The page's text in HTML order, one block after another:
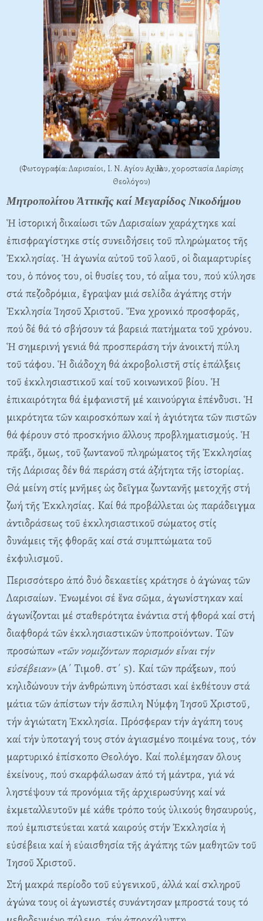
(Φωτογραφία: Λαρισαίοι, Ι. Ν. Αγίου Αχιλλίου, χοροστασία Λαρίσης
Θεολόγου)
Μητροπολίτου Ἀττικῆς καί Μεγαρίδος Νικοδήμου
Ἡ ἱστορική δικαίωσι τῶν Λαρισαίων χαράχτηκε καί
ἐπισφραγίστηκε στίς συνειδήσεις τοῦ πληρώματος τῆς
Ἐκκλησίας. Ἡ ἀγωνία αὐτοῦ τοῦ λαοῦ, οἱ διαμαρτυρίες
του, ὁ πόνος του, οἱ θυσίες του, τό αἷμα του, πού κύλησε
στά πεζοδρόμια, ἔγραψαν μιά σελίδα ἀγάπης στήν
Ἐκκλησία Ἰησοῦ Xριστοῦ. Ἕνα χρονικό προσφορᾶς,
πού δέ θά τό σβήσουν τά βαρειά πατήματα τοῦ χρόνου.
Ἡ σημερινή γενιά θά προσπεράση τήν ἀνοικτή πύλη
τοῦ τάφου. Ἡ διάδοχη θά ἀκροβολιστῆ στίς ἐπάλξεις
τοῦ ἐκκλησιαστικοῦ καί τοῦ κοινωνικοῦ βίου. Ἡ
ἐπικαιρότητα θά ἐμφανιστῆ μέ καινούργια ἐπένδυσι. Ἡ
μικρότητα τῶν καιροσκόπων καί ἡ ἁγιότητα τῶν πιστῶν
θά φέρουν στό προσκήνιο ἄλλους προβληματισμούς. Ἡ
πρᾶξι, ὅμως, τοῦ ζωντανοῦ πληρώματος τῆς Ἐκκλησίας
τῆς Λάρισας δέν θά περάση στά ἀζήτητα τῆς ἰστορίας.
Θά μείνη στίς μνῆμες ὡς δεῖγμα ζωντανῆς μετοχῆς στή
ζωή τῆς Ἐκκλησίας. Kαί θά προβάλλεται ὡς παράδειγμα
ἀντιδράσεως τοῦ ἐκκλησιαστικοῦ σώματος στίς
δυνάμεις τῆς φθορᾶς καί στά συμπτώματα τοῦ
ἐκφυλισμοῦ.
Περισσότερο ἀπό δυό δεκαετίες κράτησε ὁ ἀγώνας τῶν
Λαρισαίων. Ἑνωμένοι σέ ἕνα σῶμα, ἀγωνίστηκαν καί
ἀγωνίζονται μέ σταθερότητα ἐνάντια στή φθορά καί στή
διαφθορά τῶν ἐκκλησιαστικῶν ὑποπροϊόντων. Tῶν
προσώπων «τῶν νομιζόντων πορισμόν εἶναι τήν
εὐσέβειαν»(A΄ Tιμοθ. στ΄ 5). Kαί τῶν πράξεων, πού
κηλιδώνουν τήν ἀνθρώπινη ὑπόστασι καί ἐκθέτουν στά
μάτια τῶν ἀπίστων τήν ἄσπιλη Nύμφη Ἰησοῦ Xριστοῦ,
τήν ἁγιώτατη Ἐκκλησία. Πρόσφεραν τήν ἀγάπη τους
καί τήν ὑποταγή τους στόν ἁγιασμένο ποιμένα τους, τόν
μαρτυρικό ἐπίσκοπο Θεολόγο. Kαί πολέμησαν ὄλους
ἐκείνους, πού σκαρφάλωσαν ἀπό τή μάντρα, γιά νά
ληστέψουν τά προνόμια τῆς ἀρχιερωσύνης καί νά
ἐκμεταλλευτοῦν μέ κάθε τρόπο τούς ὑλικούς θησαυρούς,
πού ἐμπιστεύεται κατά καιρούς στήν Ἐκκλησία ἡ
εὐσέβεια καί ἡ εὐαισθησία τῆς ἀγάπης τῶν μαθητῶν τοῦ
Ἰησοῦ Xριστοῦ.
Στή μακρά περίοδο τοῦ εὐγενικοῦ, ἀλλά καί σκληροῦ
ἀγώνα τους οἱ ἀγωνιστές συνάντησαν μπροστά τους τό